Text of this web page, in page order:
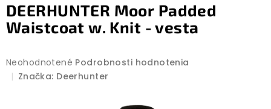
DEERHUNTER Moor Padded
Waistcoat w. Knit - vesta
Priemerné
hodnotenie
Neohodnotené Podrobnosti hodnotenia
Značka: Deerhunter